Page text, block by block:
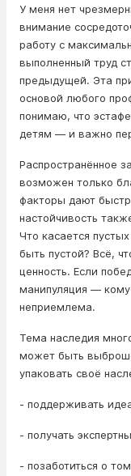
У меня нет
внимание
работу с
выполненный труд
предыдущей. Эта
основой любого
понимаю, что
детям — и важно
Распространённое
возможен только
факторы дают
настойчивость
Что касается
быть пустой? Всё,
ценность. Если
манипуляция —
неприемлема.
Тема наследия
может быть
упаковать своё
- поддерживать
- получать
- позаботиться о